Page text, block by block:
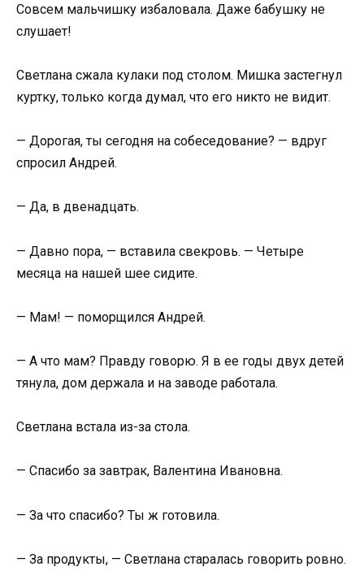
Совсем мальчишку избаловала. Даже бабушку не
слушает!
Светлана сжала кулаки под столом. Мишка застегнул
куртку, только когда думал, что его никто не видит.
— Дорогая, ты сегодня на собеседование? — вдруг
спросил Андрей.
— Да, в двенадцать.
— Давно пора, — вставила свекровь. — Четыре
месяца на нашей шее сидите.
— Мам! — поморщился Андрей.
— А что мам? Правду говорю. Я в ее годы двух детей
тянула, дом держала и на заводе работала.
Светлана встала из-за стола.
— Спасибо за завтрак, Валентина Ивановна.
— За что спасибо? Ты ж готовила.
— За продукты, — Светлана старалась говорить ровно.